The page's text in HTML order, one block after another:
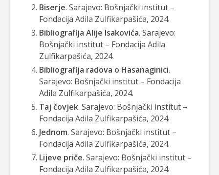
Biserje. Sarajevo: Bošnjački institut –
Fondacija Adila Zulfikarpašića, 2024.
Bibliografija Alije Isakovića. Sarajevo:
Bošnjački institut – Fondacija Adila
Zulfikarpašića, 2024.
Bibliografija radova o Hasanaginici.
Sarajevo: Bošnjački institut – Fondacija
Adila Zulfikarpašića, 2024.
Taj čovjek. Sarajevo: Bošnjački institut –
Fondacija Adila Zulfikarpašića, 2024.
Jednom. Sarajevo: Bošnjački institut –
Fondacija Adila Zulfikarpašića, 2024.
Lijeve priče. Sarajevo: Bošnjački institut –
Fondacija Adila Zulfikarpašića, 2024.